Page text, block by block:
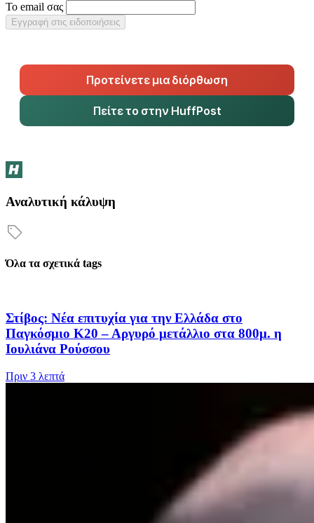
Το email σας
Εγγραφή στις ειδοποιήσεις
Προτείνετε μια διόρθωση
Πείτε το στην HuffPost
Αναλυτική κάλυψη
Όλα τα σχετικά tags
Στίβος: Νέα επιτυχία για την Ελλάδα στο
Παγκόσμιο Κ20 – Αργυρό μετάλλιο στα 800μ. η
Ιουλιάνα Ρούσσου
Πριν 3 λεπτά